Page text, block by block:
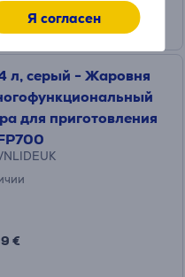
Я согласен
л, серый - Жаровня
для приготовления
€